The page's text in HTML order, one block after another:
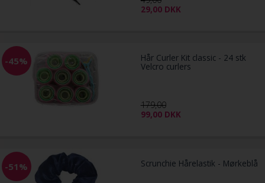
29,00 DKK
-45% Hår Curler Kit classic - 24 stk
Velcro curlers
179,00
99,00 DKK
-51% Scrunchie Hårelastik - Mørkeblå